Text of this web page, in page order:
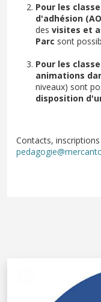
Pour les
d'adhésion
des visites et
Parc sont
Pour les
animations
niveaux) sont
disposition
Contacts,